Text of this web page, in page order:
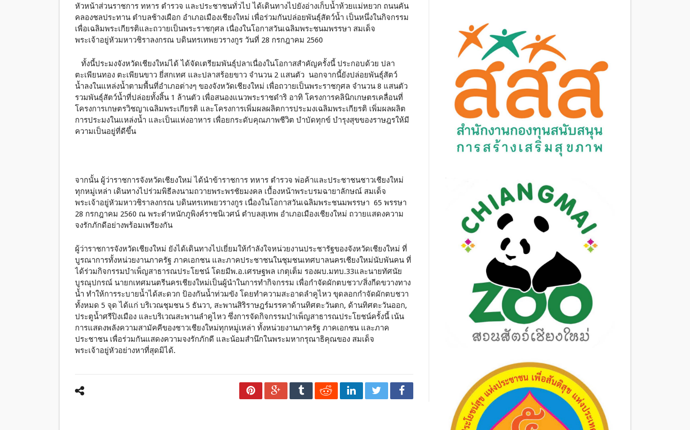
หัวหน้าส่วนราชการ ทหาร ตำรวจ และประชาชนทั่วไป ได้เดินทางไปยังอ่างเก็บน้ำห้วยแม่หยวก ถนนคัน
คลองชลประทาน ตำบลช้างเผือก อำเภอเมืองเชียงใหม่ เพื่อร่วมกันปล่อยพันธุ์สัตว์น้ำ เป็นหนึ่งในกิจกรรม
เพื่อเฉลิมพระเกียรติและถวายเป็นพระราชกุศล เนื่องในโอกาสวันเฉลิมพระชนมพรรษา สมเด็จ
พระเจ้าอยู่หัวมหาวชิราลงกรณ บดินทรเทพยวรางกูร วันที่ 28 กรกฎาคม 2560
ทั้งนี้ประมงจังหวัดเชียงใหม่ได้ ได้จัดเตรียมพันธุ์ปลาเนื่องในโอกาสสำคัญครั้งนี้ ประกอบด้วย ปลา
ตะเพียนทอง ตะเพียนขาว ยี่สกเทศ และปลาสร้อยขาว จำนวน 2 แสนตัว นอกจากนี้ยังปล่อยพันธุ์สัตว์
น้ำลงในแหล่งน้ำตามพื้นที่อำเภอต่างๆ ของจังหวัดเชียงใหม่ เพื่อถวายเป็นพระราชกุศล จำนวน 8 แสนตัว
รวมพันธุ์สัตว์น้ำที่ปล่อยทั้งสิ้น 1 ล้านตัว เพื่อสนองแนวพระราชดำริ อาทิ โครงการคลินิกเกษตรเคลื่อนที่
โครงการเกษตรวิชญาเฉลิมพระเกียรติ และโครงการเพิ่มผลผลิตการประมงเฉลิมพระเกียรติ เพิ่มผลผลิต
การประมงในแหล่งน้ำ และเป็นแห่งอาหาร เพื่อยกระดับคุณภาพชีวิต บำบัดทุกข์ บำรุงสุขของราษฎรให้มี
ความเป็นอยู่ที่ดีขึ้น
จากนั้น ผู้ว่าราชการจังหวัดเชียงใหม่ ได้นำข้าราชการ ทหาร ตำรวจ พ่อค้าและประชาชนชาวเชียงใหม่
ทุกหมู่เหล่า เดินทางไปร่วมพิธีลงนามถวายพระพรชัยมงคล เบื้องหน้าพระบรมฉายาลักษณ์ สมเด็จ
พระเจ้าอยู่หัวมหาวชิราลงกรณ บดินทรเทพยวรางกูร เนื่องในโอกาสวันเฉลิมพระชนมพรรษา 65 พรรษา
28 กรกฎาคม 2560 ณ พระตำหนักภูพิงค์ราชนิเวศน์ ตำบลสุเทพ อำเภอเมืองเชียงใหม่ ถวายแสดงความ
จงรักภักดีอย่างพร้อมเพรียงกัน
ผู้ว่าราชการจังหวัดเชียงใหม่ ยังได้เดินทางไปเยี่ยมให้กำลังใจหน่วยงานประชารัฐของจังหวัดเชียงใหม่ ที่
บูรณาการทั้งหน่วยงานภาครัฐ ภาคเอกชน และภาคประชาชนในชุมชนเทศบาลนครเชียงใหม่นับพันคน ที่
ได้ร่วมกิจกรรมบำเพ็ญสาธารณประโยชน์ โดยมีพ.อ.เศรษฐพล เกตุเต็ม รองผบ.มทบ.33และนายทัศนัย
บูรณุปกรณ์ นายกเทศมนตรีนครเชียงใหม่เป็นผู้นำในการทำกิจกรรม เพื่อกำจัดผักตบชวา/สิ่งกีดขวางทาง
น้ำ ทำให้การระบายน้ำได้สะดวก ป้องกันน้ำท่วมขัง โดยทำความสะอาดลำคูไหว ขุดลอกกำจัดผักตบชวา
ทั้งหมด 5 จุด ได้แก่ บริเวณชุมชน 5 ธันวา, สะพานสิริราษฎร์มรรคาด้านทิศตะวันตก, ด้านทิศตะวันออก,
ประตูน้ำศรีปิงเมือง และบริเวณสะพานลำคูไหว ซึ่งการจัดกิจกรรมบำเพ็ญสาธารณประโยชน์ครั้งนี้ เน้น
การแสดงพลังความสามัคคีของชาวเชียงใหม่ทุกหมู่เหล่า ทั้งหน่วยงานภาครัฐ ภาคเอกชน และภาค
ประชาชน เพื่อร่วมกันแสดงความจงรักภักดี และน้อมสำนึกในพระมหากรุณาธิคุณของ สมเด็จ
พระเจ้าอยู่หัวอย่างหาที่สุดมิได้.